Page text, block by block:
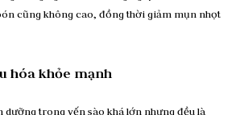
cũng không cao, đồng thời giảm mụn nhọt
hóa khỏe mạnh
dưỡng trong yến sào khá lớn nhưng đều là